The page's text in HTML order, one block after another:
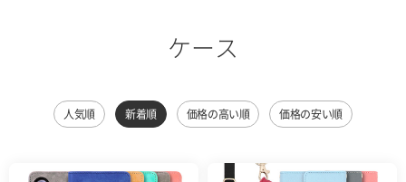
ケース
人気順 新着順 価格の高い順 価格の安い順